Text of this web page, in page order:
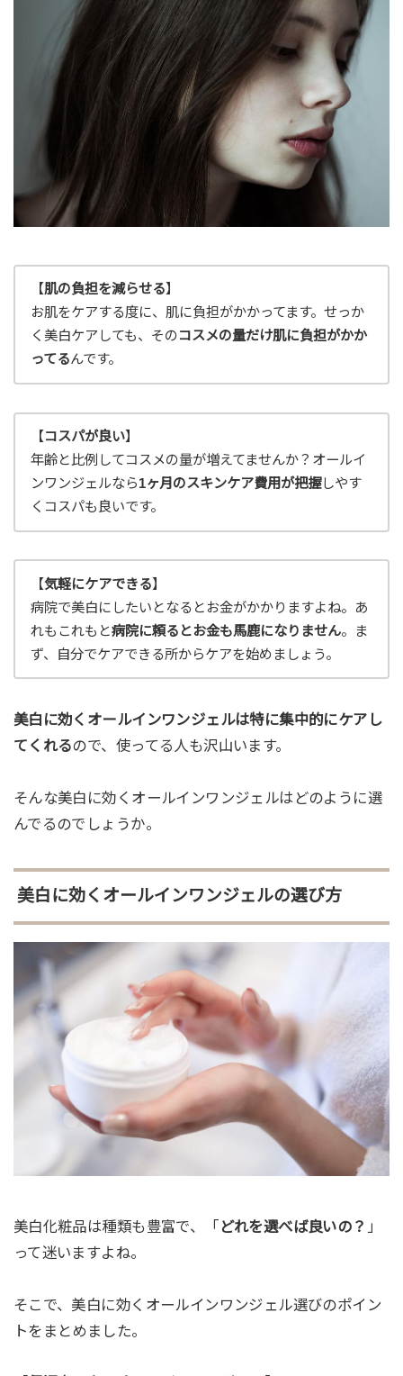
【肌の負担を減らせる】
お肌をケアする度に、肌に負担がかかってます。せっか
く美白ケアしても、そのコスメの量だけ肌に負担がかか
ってるんです。
【コスパが良い】
年齢と比例してコスメの量が増えてませんか？オールイ
ンワンジェルなら1ヶ月のスキンケア費用が把握しやす
くコスパも良いです。
【気軽にケアできる】
病院で美白にしたいとなるとお金がかかりますよね。あ
れもこれもと病院に頼るとお金も馬鹿になりません。ま
ず、自分でケアできる所からケアを始めましょう。
美白に効くオールインワンジェルは特に集中的にケアし
てくれるので、使ってる人も沢山います。
そんな美白に効くオールインワンジェルはどのように選
んでるのでしょうか。
美白に効くオールインワンジェルの選び方
美白化粧品は種類も豊富で、「 どれを選べば良いの？ 」
って迷いますよね。
そこで、美白に効くオールインワンジェル選びのポイン
トをまとめました。